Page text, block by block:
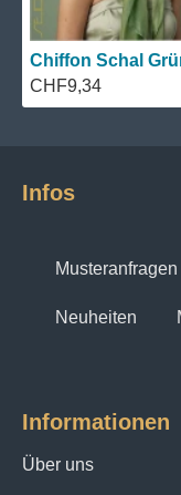
Chiffon Schal
CHF9,34
Infos
Musteranfragen
Neuheiten
Informationen
Über uns